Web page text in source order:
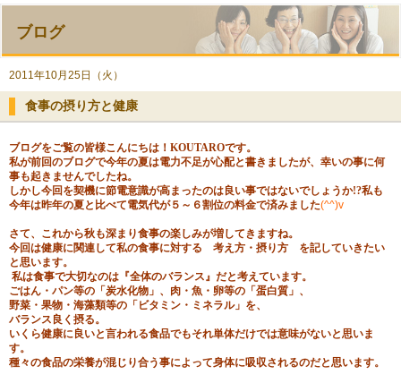
ブログ
2011年10月25日（火）
食事の摂り方と健康
ブログをご覧の皆様こんにちは！ KOUTAROです。
私が前回のブログで今年の夏は電力不足が心配と書きましたが、幸いの事に何
事も起きませんでしたね。
しかし今回を契機に節電意識が高まったのは良い事ではないでしょうか!?私も
今年は昨年の夏と比べて電気代が５～６割位の料金で済みました(^^)v
さて、これから秋も深まり食事の楽しみが増してきますね。
今回は健康に関連して私の食事に対する 考え方・摂り方 を記していきたい
と思います。
私は食事で大切なのは『全体のバランス』だと考えています。
ごはん・パン等の「炭水化物」、肉・魚・卵等の「蛋白質」、
野菜・果物・海藻類等の「ビタミン・ミネラル」を、
バランス良く摂る。
いくら健康に良いと言われる食品でもそれ単体だけでは意味がないと思いま
す。
種々の食品の栄養が混じり合う事によって身体に吸収されるのだと思います。